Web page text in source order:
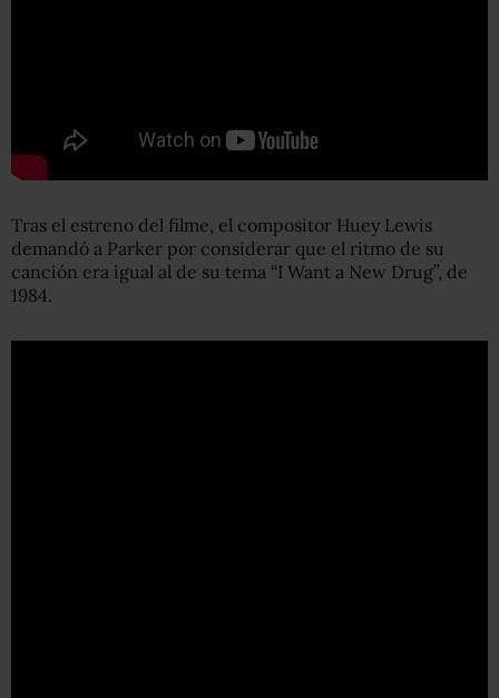
Tras el estreno del filme, el compositor Huey Lewis
demandó a Parker por considerar que el ritmo de su
canción era igual al de su tema “I Want a New Drug”, de
1984.